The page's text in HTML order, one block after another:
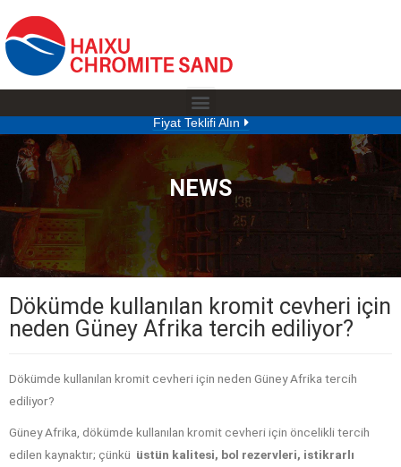
Fiyat Teklifi Alın
NEWS
Dökümde kullanılan kromit cevheri için
neden Güney Afrika tercih ediliyor?
Dökümde kullanılan kromit cevheri için neden Güney Afrika tercih
ediliyor?
Güney Afrika, dökümde kullanılan kromit cevheri için öncelikli tercih
edilen kaynaktır; çünkü üstün kalitesi, bol rezervleri, istikrarlı